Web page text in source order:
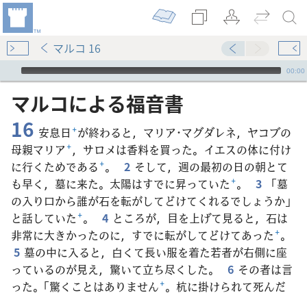
マルコ 16
Audio Player
00:00
マルコ​に​よる​福音​書
16 安息日+が終わると，マリア･マグダレネ，ヤコブの
母親マリア+，サロメは香料を買った。イエスの体に付け
に行くためである+。 2 そして，週の最初の日の朝とて
も早く，墓に来た。太陽はすでに昇っていた+。 3
「墓
の入り口から誰が石を転がしてどけてくれるでしょうか」
と話していた+。 4 ところが，目を上げて見ると，石は
非常に大きかったのに，すでに転がしてどけてあった+。
5 墓の中に入ると，白くて長い服を着た若者が右側に座
っているのが見え，驚いて立ち尽くした。
6 その者は言
った。「驚くことはありません+。杭に掛けられて死んだ